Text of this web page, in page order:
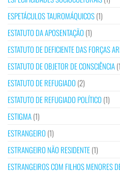
ESPETÁCULOS TAUROMÁQUICOS(1)
ESTATUTO DA APOSENTAÇÃO (1)
ESTATUTO DE DEFICIENTE DAS FORÇAS
ESTATUTO DE OBJETOR DE CONSCIÊNCIA
ESTATUTO DE REFUGIADO (2)
ESTATUTO DE REFUGIADO POLÍTICO (1)
ESTIGMA(1)
ESTRANGEIRO (1)
ESTRANGEIRO NÃO RESIDENTE(1)
ESTRANGEIROS COM FILHOS MENORES